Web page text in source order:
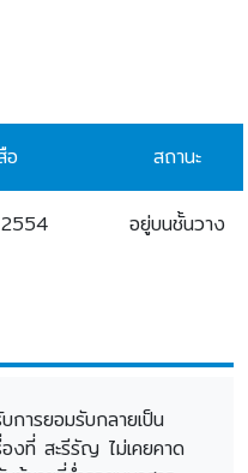
อ สถานะ
อยู่บนชั้นวาง
การยอมรับกลายเป็น
องที่ สะรีรัญ ไม่เคยคาด